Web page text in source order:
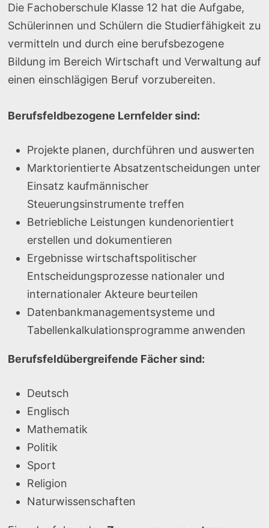
Die Fachoberschule Klasse 12 hat die Aufgabe,
Schülerinnen und Schülern die Studierfähigkeit zu
vermitteln und durch eine berufsbezogene
Bildung im Bereich Wirtschaft und Verwaltung auf
einen einschlägigen Beruf vorzubereiten.
Berufsfeldbezogene Lernfelder sind:
Projekte planen, durchführen und auswerten
Marktorientierte Absatzentscheidungen unter
Einsatz kaufmännischer
Steuerungsinstrumente treffen
Betriebliche Leistungen kundenorientiert
erstellen und dokumentieren
Ergebnisse wirtschaftspolitischer
Entscheidungsprozesse nationaler und
internationaler Akteure beurteilen
Datenbankmanagementsysteme und
Tabellenkalkulationsprogramme anwenden
Berufsfeldübergreifende Fächer sind:
Deutsch
Englisch
Mathematik
Politik
Sport
Religion
Naturwissenschaften